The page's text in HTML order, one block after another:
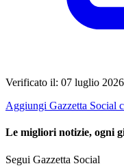
Verificato il: 07 luglio 2026
Aggiungi Gazzetta Social
Le migliori notizie, ogni
Segui Gazzetta Social